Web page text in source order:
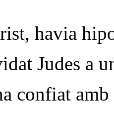
havia
Judes a
confiat